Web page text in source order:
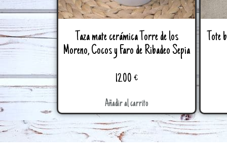
Taza mate cerámica Torre de los
Moreno, Cocos y Faro de Ribadeo Sepia
12.00€
Añadir al carrito
Tote